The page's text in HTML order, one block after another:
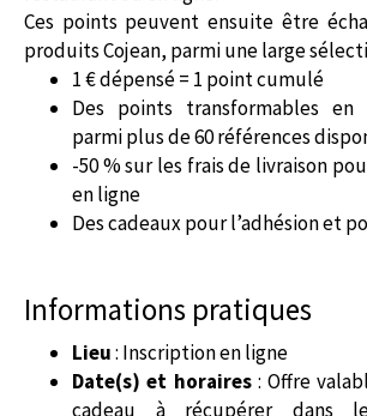
Ces points peuvent ensuite être
produits Cojean, parmi une large
1 € dépensé = 1 point cumulé
Des points transformables en
parmi plus de 60 références
-50 % sur les frais de livraison
en ligne
Des cadeaux pour l’adhésion et
Informations pratiques
Lieu: Inscription en ligne
Date(s) et horaires: Offre
cadeau à récupérer dans